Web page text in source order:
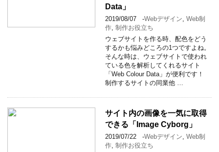
Data」
2019/08/07 -Webデザイン Web制
作 制作お役立ち
ウェブサイトを作る時、配色をどう
するかも悩みどころの1つですよね。
そんな時は、ウェブサイトで使われ
ている色を解析してくれるサイト
「Web Colour Data」が便利です！
制作するサイトの同業他 …
サイト内の画像を一気に取得
できる「Image Cyborg」
2019/07/22 -Webデザイン Web制
作 制作お役立ち